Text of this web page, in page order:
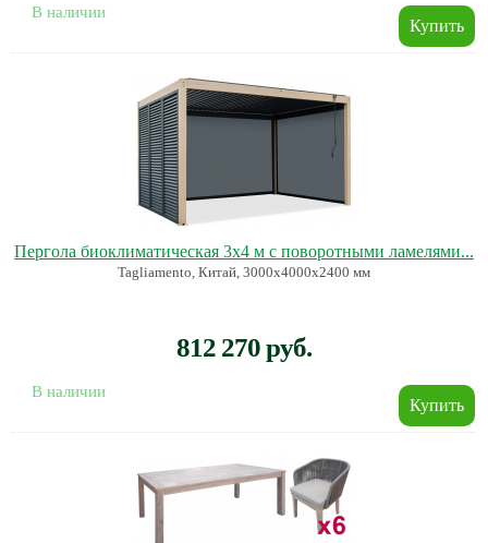
В наличии
Пергола биоклиматическая 3х4 м с поворотными ламелями...
Tagliamento, Китай, 3000х4000х2400 мм
812 270 руб.
В наличии